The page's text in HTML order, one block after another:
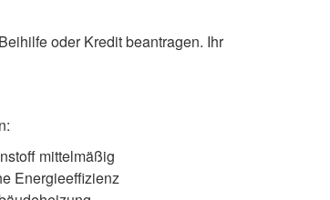
oder Kredit beantragen. Ihr
mittelmäßig
Energieeffizienz